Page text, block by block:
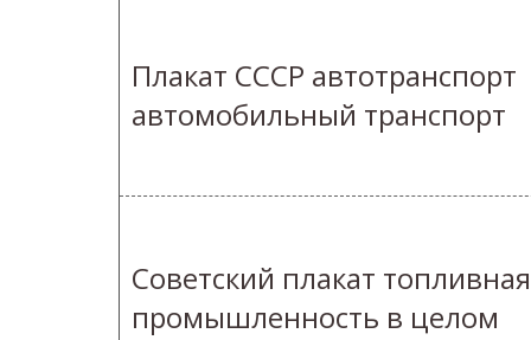
Плакат СССР автотранспорт
автомобильный транспорт
Советский плакат топливная
промышленность в целом